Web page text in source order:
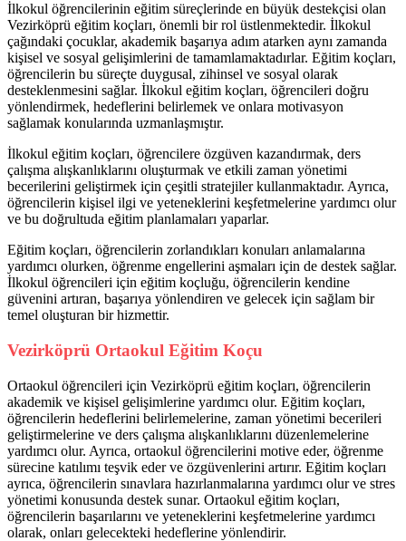
İlkokul öğrencilerinin eğitim süreçlerinde en büyük destekçisi olan
Vezirköprü eğitim koçları, önemli bir rol üstlenmektedir. İlkokul
çağındaki çocuklar, akademik başarıya adım atarken aynı zamanda
kişisel ve sosyal gelişimlerini de tamamlamaktadırlar. Eğitim koçları,
öğrencilerin bu süreçte duygusal, zihinsel ve sosyal olarak
desteklenmesini sağlar. İlkokul eğitim koçları, öğrencileri doğru
yönlendirmek, hedeflerini belirlemek ve onlara motivasyon
sağlamak konularında uzmanlaşmıştır.
İlkokul eğitim koçları, öğrencilere özgüven kazandırmak, ders
çalışma alışkanlıklarını oluşturmak ve etkili zaman yönetimi
becerilerini geliştirmek için çeşitli stratejiler kullanmaktadır. Ayrıca,
öğrencilerin kişisel ilgi ve yeteneklerini keşfetmelerine yardımcı olur
ve bu doğrultuda eğitim planlamaları yaparlar.
Eğitim koçları, öğrencilerin zorlandıkları konuları anlamalarına
yardımcı olurken, öğrenme engellerini aşmaları için de destek sağlar.
İlkokul öğrencileri için eğitim koçluğu, öğrencilerin kendine
güvenini artıran, başarıya yönlendiren ve gelecek için sağlam bir
temel oluşturan bir hizmettir.
Vezirköprü Ortaokul Eğitim Koçu
Ortaokul öğrencileri için Vezirköprü eğitim koçları, öğrencilerin
akademik ve kişisel gelişimlerine yardımcı olur. Eğitim koçları,
öğrencilerin hedeflerini belirlemelerine, zaman yönetimi becerileri
geliştirmelerine ve ders çalışma alışkanlıklarını düzenlemelerine
yardımcı olur. Ayrıca, ortaokul öğrencilerini motive eder, öğrenme
sürecine katılımı teşvik eder ve özgüvenlerini artırır. Eğitim koçları
ayrıca, öğrencilerin sınavlara hazırlanmalarına yardımcı olur ve stres
yönetimi konusunda destek sunar. Ortaokul eğitim koçları,
öğrencilerin başarılarını ve yeteneklerini keşfetmelerine yardımcı
olarak, onları gelecekteki hedeflerine yönlendirir.